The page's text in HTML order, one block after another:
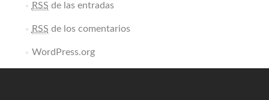
RSS de las entradas
RSS de los comentarios
WordPress.org